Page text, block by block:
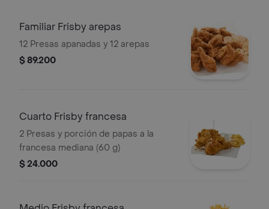
Familiar Frisby arepas
12 Presas apanadas y 12 arepas
$ 89.200
Cuarto Frisby francesa
2 Presas y porción de papas a la
francesa mediana (60 g)
$ 24.000